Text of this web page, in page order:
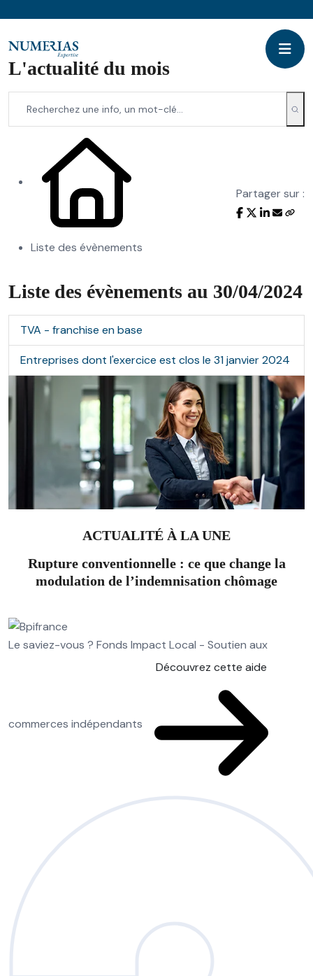
L'actualité du mois
Liste des évènements
Partager sur :
Liste des évènements au 30/04/2024
TVA - franchise en base
Entreprises dont l'exercice est clos le 31 janvier 2024
ACTUALITÉ À LA UNE
Rupture conventionnelle : ce que change la
modulation de l’indemnisation chômage
Le saviez-vous ? Fonds Impact Local - Soutien aux
commerces indépendants
Découvrez cette aide